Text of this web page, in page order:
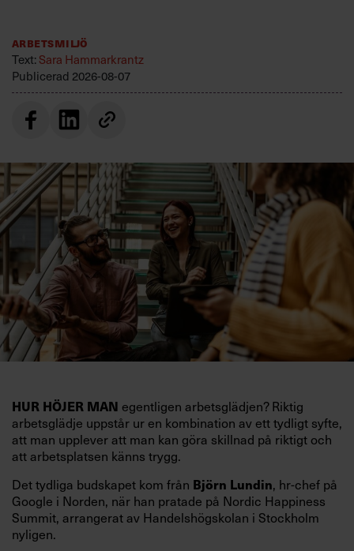
Arbetsmiljö
Text:Sara Hammarkrantz
Publicerad 2026-08-07
HUR HÖJER MAN egentligen arbetsglädjen? Riktig
arbetsglädje uppstår ur en kombination av ett tydligt syfte,
att man upplever att man kan göra skillnad på riktigt och
att arbetsplatsen känns trygg.
Det tydliga budskapet kom från Björn Lundin, hr-chef på
Google i Norden, när han pratade på Nordic Happiness
Summit, arrangerat av Handelshögskolan i Stockholm
nyligen.